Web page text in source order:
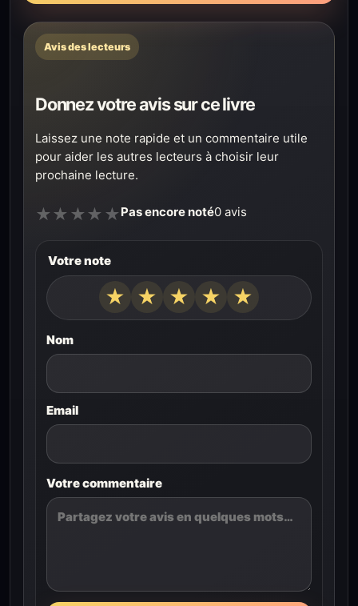
Avis des lecteurs
Donnez votre avis sur ce livre
Laissez une note rapide et un commentaire utile
pour aider les autres lecteurs à choisir leur
prochaine lecture.
★ ★ ★ ★ ★ Pas encore noté0 avis
Votre note
★
★
★
★
★
Nom
Email
Votre commentaire